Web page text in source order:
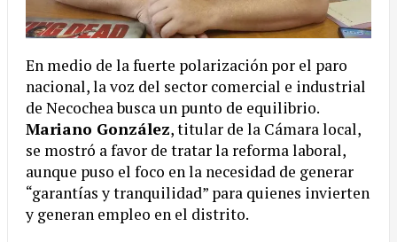
En medio de la fuerte polarización por el paro
nacional, la voz del sector comercial e industrial
de Necochea busca un punto de equilibrio.
Mariano González, titular de la Cámara local,
se mostró a favor de tratar la reforma laboral,
aunque puso el foco en la necesidad de generar
“garantías y tranquilidad” para quienes invierten
y generan empleo en el distrito.